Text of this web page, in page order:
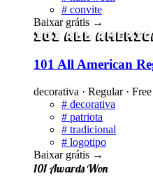
# convite
Baixar grátis →
101 All
101 All American
decorativa · Regular ·
# decorativa
# patriota
# tradicional
# logotipo
Baixar grátis →
101 Awards Won